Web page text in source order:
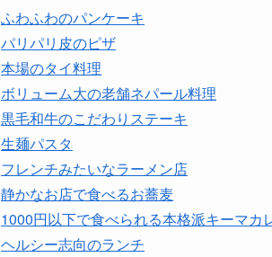
ふわふわのパンケーキ
パリパリ皮のピザ
本場のタイ料理
ボリューム大の老舗ネパール料理
黒毛和牛のこだわりステーキ
生麺パスタ
フレンチみたいなラーメン店
静かなお店で食べるお蕎麦
1000円以下で食べられる本格派キーマカ
ヘルシー志向のランチ